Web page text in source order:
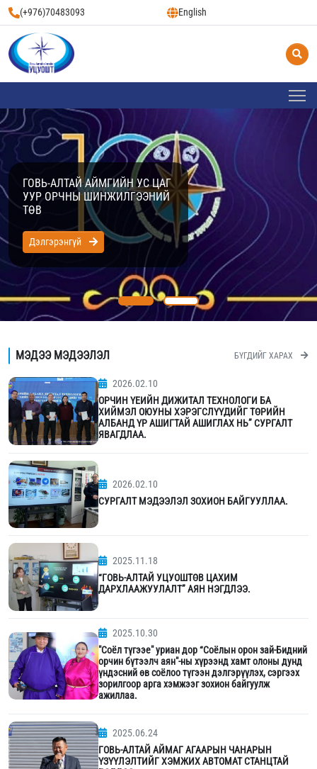
(+976)70483093 English
ГОВЬ-АЛТАЙ АЙМГИЙН УС ЦАГ
УУР ОРЧНЫ ШИНЖИЛГЭЭНИЙ
ТӨВ
Дэлгэрэнгүй
МЭДЭЭ МЭДЭЭЛЭЛ БҮГДИЙГ ХАРАХ
2026.02.10
ОРЧИН ҮЕИЙН ДИЖИТАЛ ТЕХНОЛОГИ БА
ХИЙМЭЛ ОЮУНЫ ХЭРЭГСЛҮҮДИЙГ ТӨРИЙН
АЛБАНД ҮР АШИГТАЙ АШИГЛАХ НЬ” СУРГАЛТ
ЯВАГДЛАА.
2026.02.10
СУРГАЛТ МЭДЭЭЛЭЛ ЗОХИОН БАЙГУУЛЛАА.
2025.11.18
“ГОВЬ-АЛТАЙ УЦУОШТӨВ ЦАХИМ
ДАРХЛААЖУУЛАЛТ” АЯН НЭГДЛЭЭ.
2025.10.30
"Соёл түгээе" уриан дор “Соёлын орон зай-Бидний
орчин бүтээлч аян"-ны хүрээнд хамт олоны дунд
үндэсний өв соёлоо түгээн дэлгэрүүлэх, сэргээх
зорилгоор арга хэмжээг зохион байгуулж
ажиллаа.
2025.06.24
ГОВЬ-АЛТАЙ АЙМАГ АГААРЫН ЧАНАРЫН
ҮЗҮҮЛЭЛТИЙГ ХЭМЖИХ АВТОМАТ СТАНЦТАЙ